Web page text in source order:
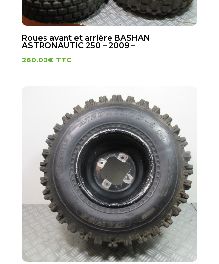
Roues avant et arrière BASHAN
ASTRONAUTIC 250 – 2009 –
260.00€ TTC